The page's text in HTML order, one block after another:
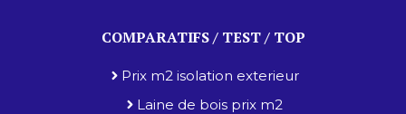
COMPARATIFS / TEST / TOP
Prix m2 isolation exterieur
Laine de bois prix m2